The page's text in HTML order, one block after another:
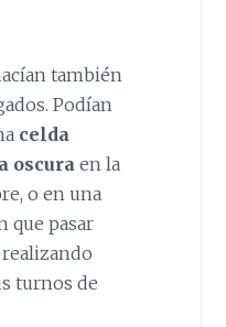
también
Podían
celda
oscuraen la
o en una
que pasar
turnos de